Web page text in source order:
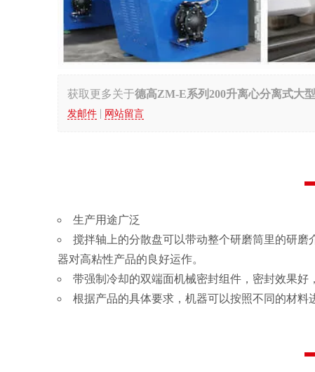
获取更多关于德高ZM-E系列200升离心分离式大
发邮件| 网站留言
生产用途广泛
搅拌轴上的分散盘可以带动整个研磨筒里的研
器对高粘性产品的良好运作。
带强制冷却的双端面机械密封组件，密封效果好
根据产品的具体要求，机器可以按照不同的材料